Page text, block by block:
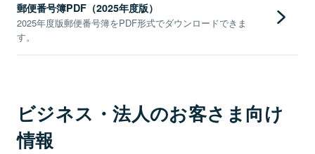
郵便番号簿PDF（2025年度版）
2025年度版郵便番号簿をPDF形式でダウンロードできま
す。
ビジネス・法人のお客さま向け
情報